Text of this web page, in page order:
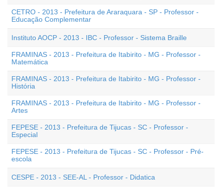
CETRO - 2013 - Prefeitura de Araraquara - SP - Professor -
Educação Complementar
Instituto AOCP - 2013 - IBC - Professor - Sistema Braille
FRAMINAS - 2013 - Prefeitura de Itabirito - MG - Professor -
Matemática
FRAMINAS - 2013 - Prefeitura de Itabirito - MG - Professor -
História
FRAMINAS - 2013 - Prefeitura de Itabirito - MG - Professor -
Artes
FEPESE - 2013 - Prefeitura de Tijucas - SC - Professor -
Especial
FEPESE - 2013 - Prefeitura de Tijucas - SC - Professor - Pré-
escola
CESPE - 2013 - SEE-AL - Professor - Didatica